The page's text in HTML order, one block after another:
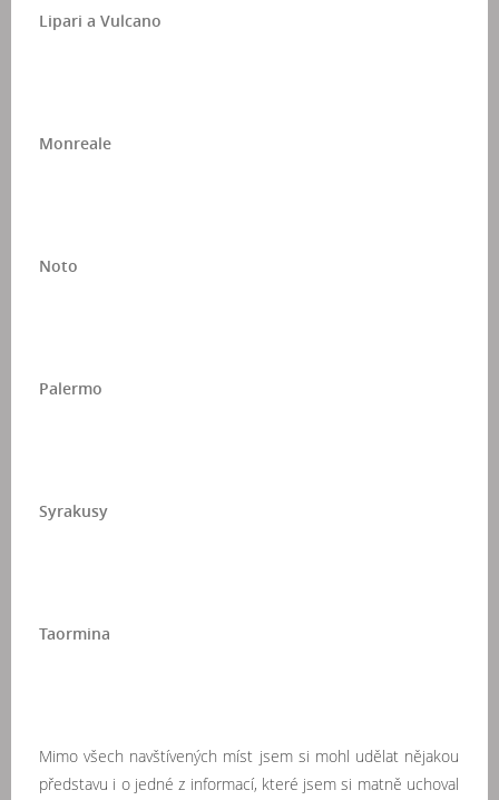
Lipari a Vulcano
Monreale
Noto
Palermo
Syrakusy
Taormina
Mimo všech navštívených míst jsem si mohl udělat nějakou
představu i o jedné z informací, které jsem si matně uchoval